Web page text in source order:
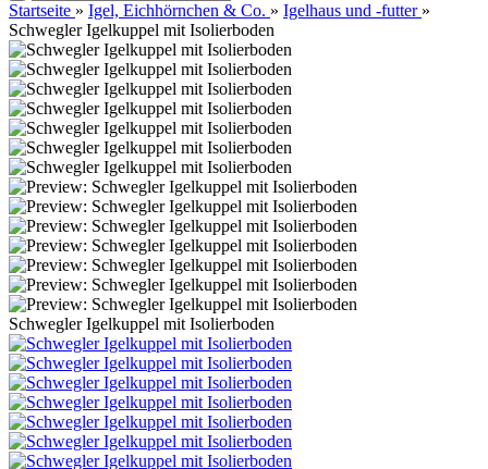
Startseite » Igel, Eichhörnchen & Co. » Igelhaus und -futter »
Schwegler Igelkuppel mit Isolierboden
Schwegler Igelkuppel mit Isolierboden